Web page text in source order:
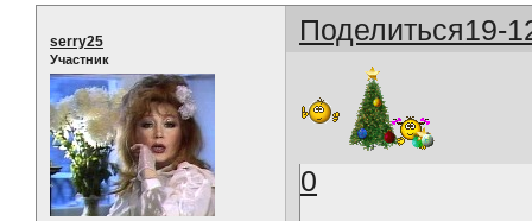
Поделиться19-
serry25
Участник
0